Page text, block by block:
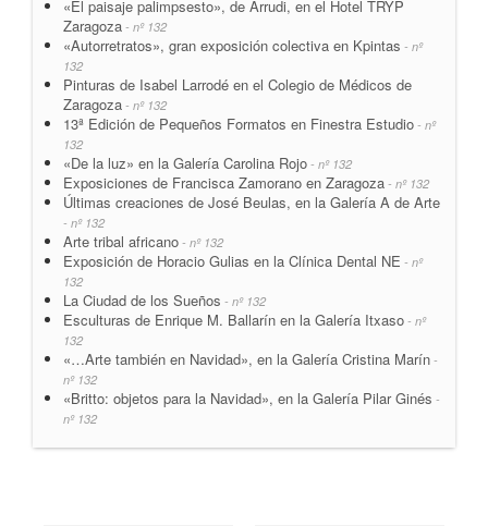
«El paisaje palimpsesto», de Arrudi, en el Hotel TRYP
Zaragoza - nº 132
«Autorretratos», gran exposición colectiva en Kpintas - nº
132
Pinturas de Isabel Larrodé en el Colegio de Médicos de
Zaragoza - nº 132
13ª Edición de Pequeños Formatos en Finestra Estudio - nº
132
«De la luz» en la Galería Carolina Rojo - nº 132
Exposiciones de Francisca Zamorano en Zaragoza - nº 132
Últimas creaciones de José Beulas, en la Galería A de Arte
- nº 132
Arte tribal africano - nº 132
Exposición de Horacio Gulias en la Clínica Dental NE - nº
132
La Ciudad de los Sueños - nº 132
Esculturas de Enrique M. Ballarín en la Galería Itxaso - nº
132
«…Arte también en Navidad», en la Galería Cristina Marín -
nº 132
«Britto: objetos para la Navidad», en la Galería Pilar Ginés -
nº 132